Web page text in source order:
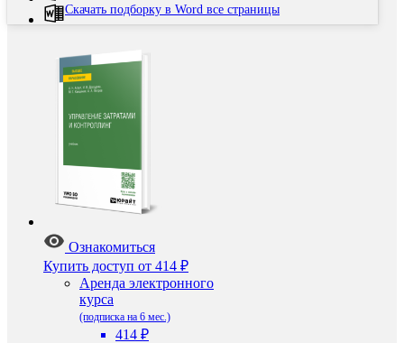
Скачать подборку в Word все страницы
Ознакомиться
Купить доступ от 414 ₽
Аренда электронного
курса
(подписка на 6 мес.)
414 ₽